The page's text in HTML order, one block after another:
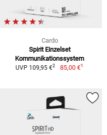
Cardo
Spirit Einzelset
Kommunikationssystem
UVP 109,95 €2 85,00 €1